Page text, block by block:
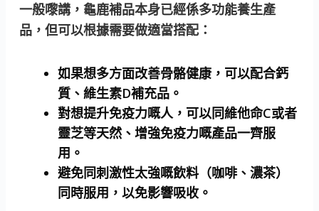
一般嚟講，龜鹿補品本身已經係多功能養生產
品，但可以根據需要做適當搭配：
如果想多方面改善骨骼健康，可以配合鈣
質、維生素D補充品。
對想提升免疫力嘅人，可以同維他命C或者
靈芝等天然、增強免疫力嘅產品一齊服
用。
避免同刺激性太強嘅飲料（咖啡、濃茶）
同時服用，以免影響吸收。